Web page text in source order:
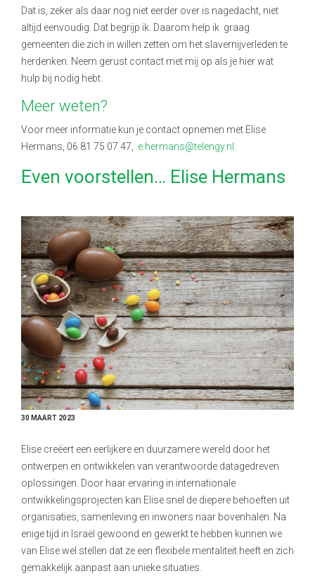
Dat is, zeker als daar nog niet eerder over is nagedacht, niet
altijd eenvoudig. Dat begrijp ik. Daarom help ik graag
gemeenten die zich in willen zetten om het slavernijverleden te
herdenken. Neem gerust contact met mij op als je hier wat
hulp bij nodig hebt.
Meer weten?
Voor meer informatie kun je contact opnemen met Elise
Hermans, 06 81 75 07 47 e.hermans@telengy.nl
Even voorstellen… Elise Hermans
30 MAART 2023
Elise creëert een eerlijkere en duurzamere wereld door het
ontwerpen en ontwikkelen van verantwoorde datagedreven
oplossingen. Door haar ervaring in internationale
ontwikkelingsprojecten kan Elise snel de diepere behoeften uit
organisaties, samenleving en inwoners naar bovenhalen. Na
enige tijd in Israël gewoond en gewerkt te hebben kunnen we
van Elise wel stellen dat ze een flexibele mentaliteit heeft en zich
gemakkelijk aanpast aan unieke situaties.